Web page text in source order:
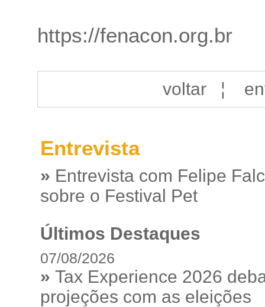
https://fenacon.org.br
voltar¦
Entrevista
» Entrevista com Felipe
sobre o Festival Pet
Últimos Destaques
07/08/2026
» Tax Experience 2026
projeções com as eleições